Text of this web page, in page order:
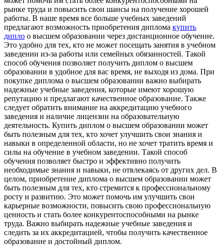
рынке труда и повысить свои шансы на получение хорошей
работы. В наше время все больше учебных заведений
предлагают возможность приобретения диплома купить
дипло о высшем образовании через дистанционное обучение.
Это удобно для тех, кто не может посещать занятия в учебном
заведении из-за работы или семейных обязанностей. Такой
способ обучения позволяет получить диплом о высшем
образовании в удобное для вас время, не выходя из дома. При
покупке диплома о высшем образовании важно выбирать
надежные учебные заведения, которые имеют хорошую
репутацию и предлагают качественное образование. Также
следует обратить внимание на аккредитацию учебного
заведения и наличие лицензии на образовательную
деятельность. Купить диплом о высшем образовании может
быть полезным для тех, кто хочет улучшить свои знания и
навыки в определенной области, но не хочет тратить время и
силы на обучение в учебном заведении. Такой способ
обучения позволяет быстро и эффективно получить
необходимые знания и навыки, не отвлекаясь от других дел. В
целом, приобретение диплома о высшем образовании может
быть полезным для тех, кто стремится к профессиональному
росту и развитию. Это может помочь им улучшить свои
карьерные возможности, повысить свою профессиональную
ценность и стать более конкурентоспособными на рынке
труда. Важно выбирать надежные учебные заведения и
следить за их аккредитацией, чтобы получить качественное
образование и достойный диплом.